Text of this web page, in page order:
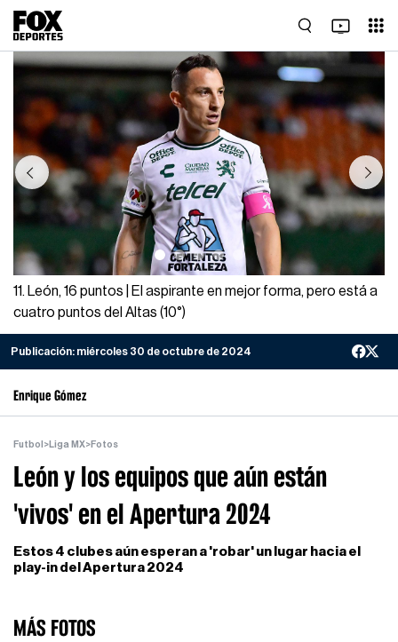
Previous Next
11. León, 16 puntos | El aspirante en mejor forma, pero está a
cuatro puntos del Altas (10°)
Publicación: miércoles 30 de octubre de 2024
Enrique Gómez
Futbol >Liga MX>Fotos
León y los equipos que aún están
'vivos' en el Apertura 2024
Estos 4 clubes aún esperan a 'robar' un lugar hacia el
play-in del Apertura 2024
MÁS FOTOS